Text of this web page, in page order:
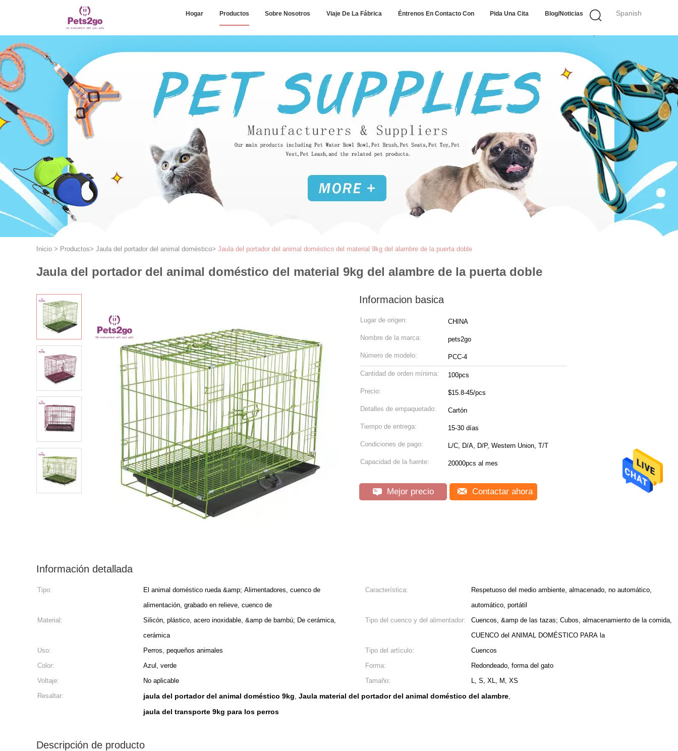
Spanish
Hogar Productos Sobre Nosotros Viaje De La Fábrica Éntrenos En Contacto Con Pida Una Cita Blog/noticias
Inicio > Productos> Jaula del portador del animal doméstico> Jaula del portador del animal doméstico del material 9kg del alambre de la puerta doble
Jaula del portador del animal doméstico del material 9kg del alambre de la puerta doble
Informacion basica
Lugar de origen: CHINA
Nombre de la marca: pets2go
Número de modelo: PCC-4
Cantidad de orden mínima: 100pcs
Precio: $15.8-45/pcs
Detalles de empaquetado: Cartón
Tiempo de entrega: 15-30 días
Condiciones de pago: L/C, D/A, D/P, Western Union, T/T
Capacidad de la fuente: 20000pcs al mes
Mejor precio Contactar ahora
Información detallada
Tipo:
El animal doméstico rueda &amp; Alimentadores, cuenco de
alimentación, grabado en relieve, cuenco de
Característica:
Respetuoso del medio ambiente, almacenado, no automático,
automático, portátil
Material:
Silicón, plástico, acero inoxidable, &amp de bambú; De cerámica,
cerámica
Tipo del cuenco y del alimentador:
Cuencos, &amp de las tazas; Cubos, almacenamiento de la comida,
CUENCO del ANIMAL DOMÉSTICO PARA la
Uso:
Perros, pequeños animales Tipo del artículo:
Cuencos
Color:
Azul, verde Forma:
Redondeado, forma del gato
Voltaje:
No aplicable Tamaño:
L, S, XL, M, XS
Resaltar:
jaula del portador del animal doméstico 9kg, Jaula material del portador del animal doméstico del alambre,
jaula del transporte 9kg para los perros
Descripción de producto